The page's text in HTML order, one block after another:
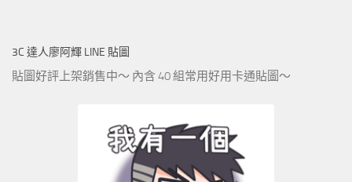
3C 達人廖阿輝 LINE 貼圖
貼圖好評上架銷售中～ 內含 40 組常用好用卡通貼圖～